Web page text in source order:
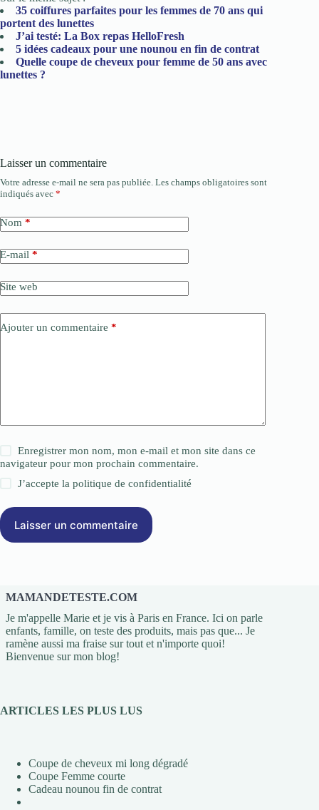
35 coiffures parfaites pour les femmes de 70 ans qui
portent des lunettes
J’ai testé: La Box repas HelloFresh
5 idées cadeaux pour une nounou en fin de contrat
Quelle coupe de cheveux pour femme de 50 ans avec
lunettes ?
Laisser un commentaire
Votre adresse e-mail ne sera pas publiée. Les champs obligatoires sont
indiqués avec *
Nom *
E-mail *
Site web
Ajouter un commentaire *
Enregistrer mon nom, mon e-mail et mon site dans ce
navigateur pour mon prochain commentaire.
J’accepte lapolitique de confidentialité
Laisser un commentaire
MAMANDETESTE.COM
Je m'appelle Marie et je vis à Paris en France. Ici on parle
enfants, famille, on teste des produits, mais pas que... Je
ramène aussi ma fraise sur tout et n'importe quoi!
Bienvenue sur mon blog!
ARTICLES LES PLUS LUS
Coupe de cheveux mi long dégradé
Coupe Femme courte
Cadeau nounou fin de contrat